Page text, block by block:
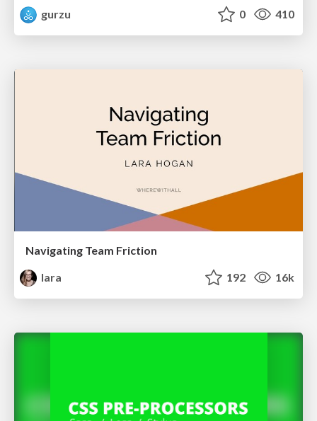
gurzu
0 410
Navigating Team Friction
lara
192 16k